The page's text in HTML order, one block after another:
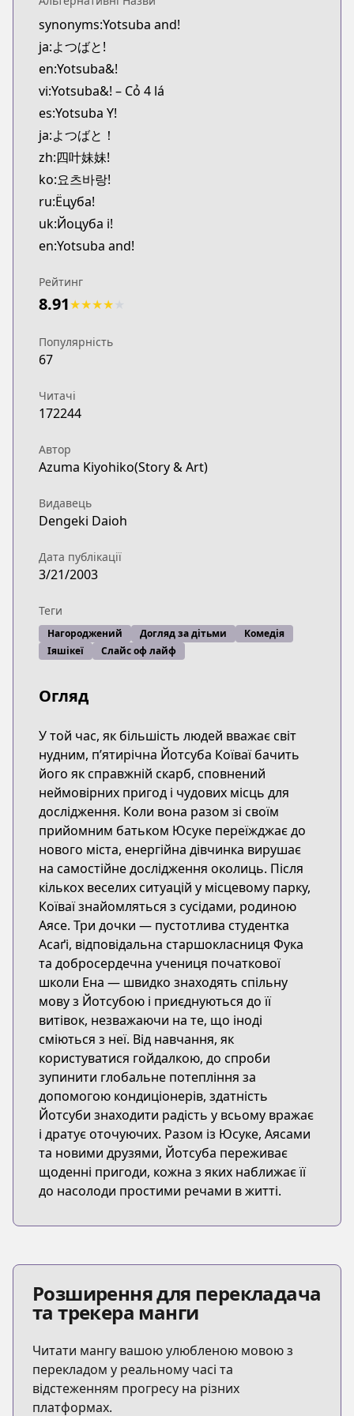
CDJapan
https://www.anime-planet.com/manga/https://
MangaUpdates
MangaUpdates
https://www.mangaupdates.com/series.html?id=5
Official English
https://yenpress.com/series/yotsuba
Yen Press
Yen Press
https://yenpress.com/series/yotsuba
KakaoPage
KakaoPage
Naver Series
Naver Series
https://series.naver.com/comic/
Lezhin
ComicWalker
ComicWalker
Official Site
Official Site
synonyms:Yotsuba and!
ja:よつばと!
en:Yotsuba&!
vi:Yotsuba&! – Cỏ 4 lá
es:Yotsuba Y!
ja:よつばと！
zh:四叶妹妹!
ko:요츠바랑!
ru:Ёцуба!
uk:Йоцуба і!
en:Yotsuba and!
Рейтинг
8.91★★★★
Популярність
67
Читачі
172244
Автор
Azuma Kiyohiko(Story & Art)
Видавець
Dengeki Daioh
Дата публікації
3/21/2003
Теги
Нагороджений Догляд за дітьми
Комедія
Іяшікеї
Слайс оф лайф
Огляд
У той час, як більшість людей вважає світ
нудним, п’ятирічна Йотсуба Коїваї бачить
його як справжній скарб, сповнений
неймовірних пригод і чудових місць для
дослідження. Коли вона разом зі своїм
прийомним батьком Юсукe переїжджає до
нового міста, енергійна дівчинка вирушає
на самостійне дослідження околиць. Після
кількох веселих ситуацій у місцевому парку,
Коїваї знайомляться з сусідами, родиною
Аясе. Три дочки — пустотлива студентка
Асаґі, відповідальна старшокласниця Фука
та добросердечна учениця початкової
школи Ена — швидко знаходять спільну
мову з Йотсубою і приєднуються до її
витівок, незважаючи на те, що іноді
сміються з неї. Від навчання, як
користуватися гойдалкою, до спроби
зупинити глобальне потепління за
допомогою кондиціонерів, здатність
Йотсуби знаходити радість у всьому вражає
і дратує оточуючих. Разом із Юсукe, Аясами
та новими друзями, Йотсуба переживає
щоденні пригоди, кожна з яких наближає її
до насолоди простими речами в житті.
Розширення для перекладача
та трекера манги
Читати мангу вашою улюбленою мовою з
перекладом у реальному часі та
відстеженням прогресу на різних
платформах.